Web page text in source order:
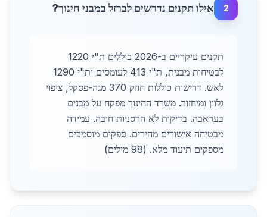
2 אילו תקנים נדרשים לברזל במבני חינוך?
תקנים עיקריים ב-2026 כוללים ת"י 1220
לבטיחות מבנית, ת"י 413 לעומסים ות"י 1290
לאש. דרישות כוללות חוזק 370 מגה-פסקל, ציפוי
גלוון ומיחזור. משרד החינוך מפקח על מבנים
בעראבה. בדיקות לא הרסניות חובה. עמידה
מבטיחה אישורים מהירים. ספקים מוסמכים
מספקים תיעוד מלא. (98 מילים)